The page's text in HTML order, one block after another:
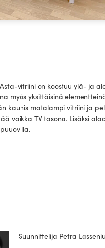
vitriini on koostuu ylä- ja
myös yksittäisinä
kaunis matalampi vitriini ja
vaikka TV tasona. Lisäksi
Suunnittelija Petra